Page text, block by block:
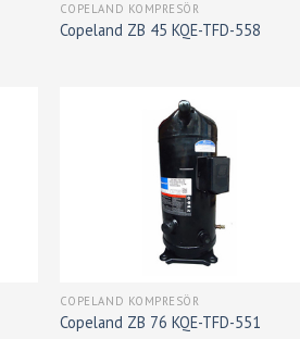
COPELAND KOMPRESÖR
Copeland ZB 45 KQE-TFD-558
COPELAND KOMPRESÖR
Copeland ZB 76 KQE-TFD-551